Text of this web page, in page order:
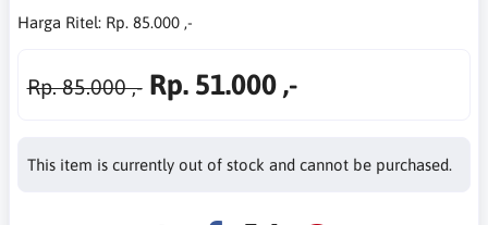
Harga Ritel: Rp. 85.000 ,-
Rp. 85.000 ,- Rp. 51.000 ,-
This item is currently out of stock and cannot be purchased.